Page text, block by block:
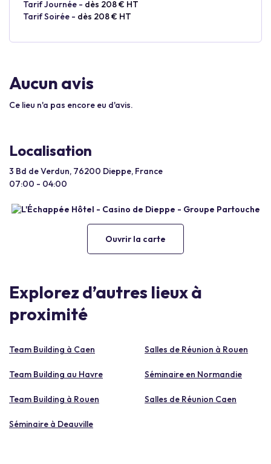
Tarif Journée - dès 208 € HT
Tarif Soirée - dès 208 € HT
Aucun avis
Ce lieu n'a pas encore eu d'avis.
Localisation
3 Bd de Verdun, 76200 Dieppe, France
07:00 - 04:00
Ouvrir la carte
Explorez d’autres lieux à
proximité
Team Building à Caen Salles de Réunion à Rouen
Team Building au Havre Séminaire en Normandie
Team Building à Rouen Salles de Réunion Caen
Séminaire à Deauville